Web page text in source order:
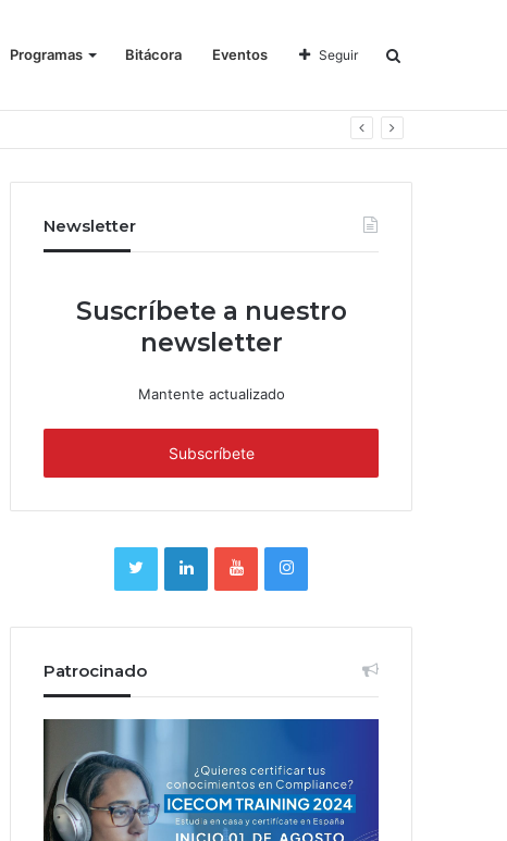
Programas Bitácora Eventos Seguir
Newsletter
Suscríbete a nuestro
newsletter
Mantente actualizado
Patrocinado